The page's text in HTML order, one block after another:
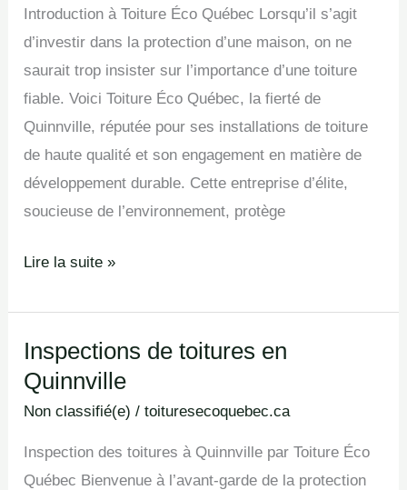
Introduction à Toiture Éco Québec Lorsqu’il s’agit
d’investir dans la protection d’une maison, on ne
saurait trop insister sur l’importance d’une toiture
fiable. Voici Toiture Éco Québec, la fierté de
Quinnville, réputée pour ses installations de toiture
de haute qualité et son engagement en matière de
développement durable. Cette entreprise d’élite,
soucieuse de l’environnement, protège
Quinnville
Lire la suite »
Inspections de toitures en
Quinnville
Non classifié(e) /toituresecoquebec.ca
Inspection des toitures à Quinnville par Toiture Éco
Québec Bienvenue à l’avant-garde de la protection
Inspections
de
toitures
Quinnville